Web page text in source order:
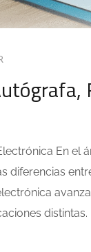
En el
distintas.